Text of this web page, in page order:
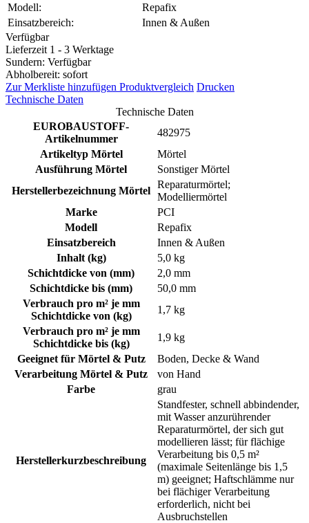
Modell:
Repafix
Einsatzbereich:
Innen & Außen
Verfügbar
Lieferzeit 1 - 3 Werktage
Sundern: Verfügbar
Abholbereit: sofort
Zur Merkliste hinzufügen Produktvergleich Drucken
Technische Daten
Technische Daten
EUROBAUSTOFF-
Artikelnummer
482975
Artikeltyp Mörtel
Mörtel
Ausführung Mörtel
Sonstiger Mörtel
Herstellerbezeichnung Mörtel
Reparaturmörtel;
Modelliermörtel
Marke
PCI
Modell
Repafix
Einsatzbereich
Innen & Außen
Inhalt (kg)
5,0 kg
Schichtdicke von (mm)
2,0 mm
Schichtdicke bis (mm)
50,0 mm
Verbrauch pro m² je mm
Schichtdicke von (kg)
1,7 kg
Verbrauch pro m² je mm
Schichtdicke bis (kg)
1,9 kg
Geeignet für Mörtel & Putz
Boden, Decke & Wand
Verarbeitung Mörtel & Putz
von Hand
Farbe
grau
Herstellerkurzbeschreibung
Standfester, schnell abbindender,
mit Wasser anzurührender
Reparaturmörtel, der sich gut
modellieren lässt; für flächige
Verarbeitung bis 0,5 m²
(maximale Seitenlänge bis 1,5
m) geeignet; Haftschlämme nur
bei flächiger Verarbeitung
erforderlich, nicht bei
Ausbruchstellen